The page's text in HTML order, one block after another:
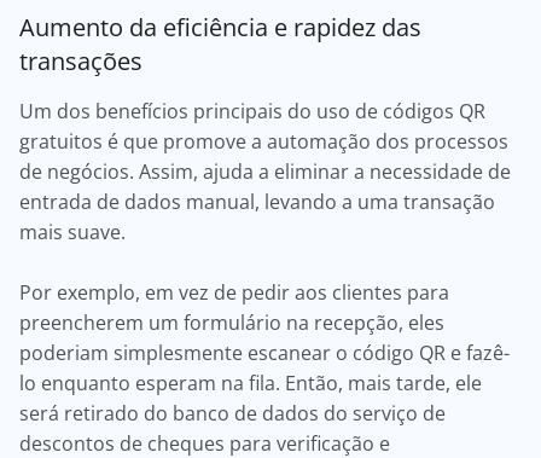
Aumento da eficiência e rapidez das
transações
Um dos benefícios principais do uso de códigos QR
gratuitos é que promove a automação dos processos
de negócios. Assim, ajuda a eliminar a necessidade de
entrada de dados manual, levando a uma transação
mais suave.
Por exemplo, em vez de pedir aos clientes para
preencherem um formulário na recepção, eles
poderiam simplesmente escanear o código QR e fazê-
lo enquanto esperam na fila. Então, mais tarde, ele
será retirado do banco de dados do serviço de
descontos de cheques para verificação e